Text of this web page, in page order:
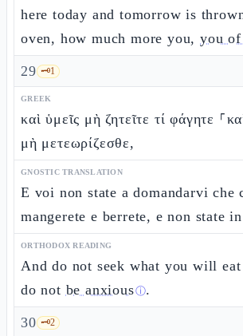
here today and tomorrow is
oven, how much more you,you
29 🗝️1
GREEK
καὶ ὑμεῖς μὴ ζητεῖτε τί φάγητε
μὴ μετεωρίζεσθε,
GNOSTIC TRANSLATION
E voi non state a domandarvi che
mangerete e berrete, e non state
ORTHODOX READING
And do not seek what you will
do not be anxiousⓘ.
30 🗝️2